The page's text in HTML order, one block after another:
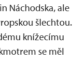
Náchodska, ale
šlechtou.
knížecímu
se měl